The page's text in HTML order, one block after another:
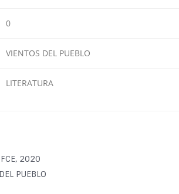
0
VIENTOS DEL PUEBLO
LITERATURA
2020
PUEBLO